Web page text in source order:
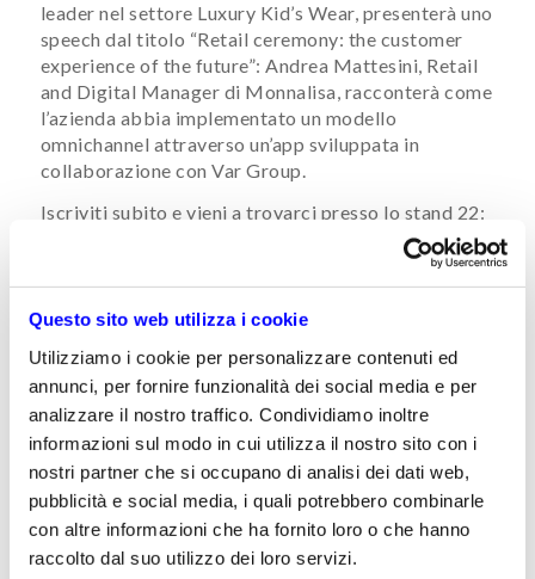
Questo sito web utilizza i cookie
Utilizziamo i cookie per personalizzare contenuti ed
annunci, per fornire funzionalità dei social media e per
analizzare il nostro traffico. Condividiamo inoltre
informazioni sul modo in cui utilizza il nostro sito con i
nostri partner che si occupano di analisi dei dati web,
pubblicità e social media, i quali potrebbero combinarle
con altre informazioni che ha fornito loro o che hanno
raccolto dal suo utilizzo dei loro servizi.
leader nel settore Luxury Kid’s Wear, presenterà uno
speech dal titolo “Retail ceremony: the customer
experience of the future”: Andrea Mattesini, Retail
and Digital Manager di Monnalisa, racconterà come
l’azienda abbia implementato un modello
omnichannel attraverso un’app sviluppata in
collaborazione con Var Group.
Iscriviti subito e vieni a trovarci presso lo stand 22:
potrai conoscere ed approfondire con noi l’offerta
Iscriviti
Ti segnaliamo che l’accesso all’evento è garantito
solo previa registrazione online fino ad esaurimento
posti; non saranno possibili registrazioni effettuate
presso il desk durante i giorni dell’evento.
10 APRILE 2018